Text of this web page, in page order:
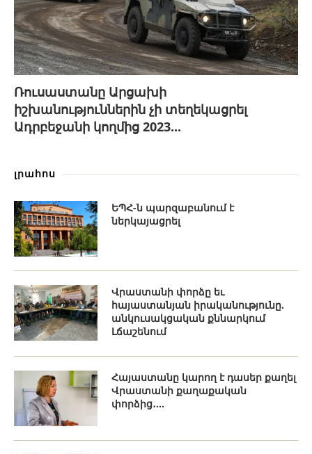
Ռուսաստանը Արցախի
իշխանություններին չի տեղեկացրել
Ադրբեջանի կողմից 2023...
լրահոս
ԵՊՀ-ն պարզաբանում է
ներկայացրել
Վրաստանի փորձը եւ
հայաստանյան իրականությունը.
անկուսակցական քննարկում
Լճաշենում
Հայաստանը կարող է դասեր քաղել
Վրաստանի քաղաքական
փորձից․...